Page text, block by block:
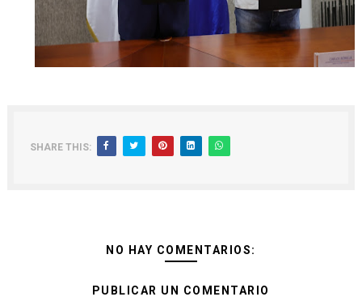
SHARE THIS:
NO HAY COMENTARIOS:
PUBLICAR UN COMENTARIO